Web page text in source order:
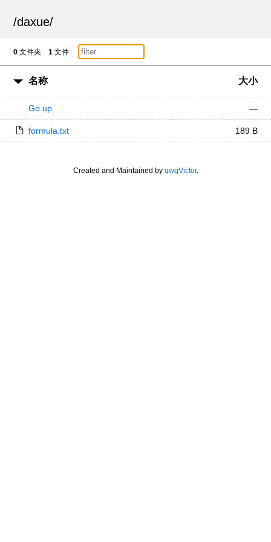
/daxue/
0 文件夹 1 文件
名称 大小
Go up —
formula.txt 189 B
Created and Maintained by qwqVictor.